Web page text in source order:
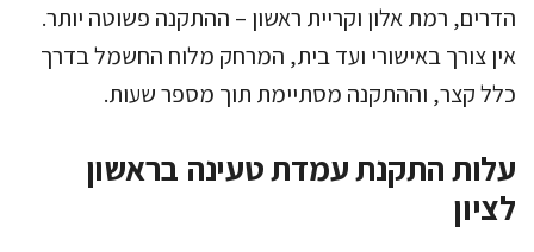
הדרים, רמת אלון וקריית ראשון – ההתקנה פשוטה יותר.
אין צורך באישורי ועד בית, המרחק מלוח החשמל בדרך
כלל קצר, וההתקנה מסתיימת תוך מספר שעות.
עלות התקנת עמדת טעינה בראשון
לציון